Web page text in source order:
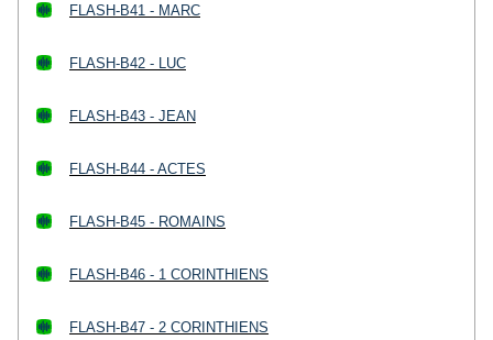
FLASH-B41 - MARC
FLASH-B42 - LUC
FLASH-B43 - JEAN
FLASH-B44 - ACTES
FLASH-B45 - ROMAINS
FLASH-B46 - 1 CORINTHIENS
FLASH-B47 - 2 CORINTHIENS